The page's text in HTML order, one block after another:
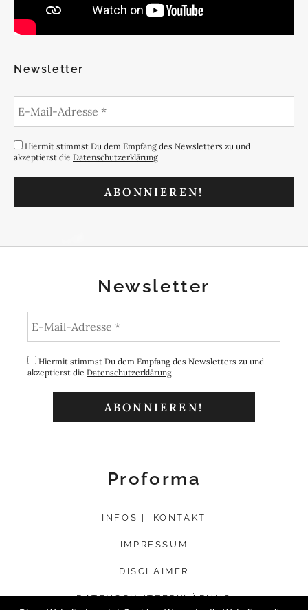
Newsletter
Hiermit stimmst Du dem Empfang des Newsletters zu und
akzeptierst die Datenschutzerklärung.
Newsletter
Hiermit stimmst Du dem Empfang des Newsletters zu und
akzeptierst die Datenschutzerklärung.
Proforma
INFOS || KONTAKT
IMPRESSUM
DISCLAIMER
DATENSCHUTZERKLÄRUNG